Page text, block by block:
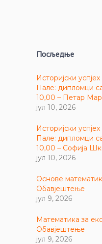
Посљедње
Историјски
Пале: дипломци
10,00 – Петар
јул 10, 2026
Историјски
Пале: дипломци
10,00 – Софија
јул 10, 2026
Основе
Обавјештење
јул 9, 2026
Математика за
Обавјештење
јул 9, 2026